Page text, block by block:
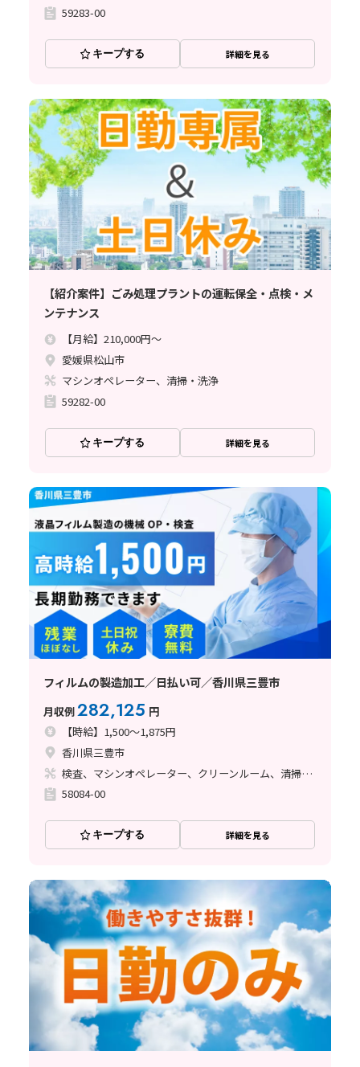
59283-00
キープする 詳細を見る
【紹介案件】ごみ処理プラントの運転保全・点検・メ
ンテナンス
【月給】210,000円～
愛媛県松山市
マシンオペレーター、清掃・洗浄
59282-00
キープする 詳細を見る
フィルムの製造加工／日払い可／香川県三豊市
月収例282,125 円
【時給】1,500～1,875円
香川県三豊市
検査、マシンオペレーター、クリーンルーム、清掃・洗浄、フォークリフト、立ち作業
58084-00
キープする 詳細を見る